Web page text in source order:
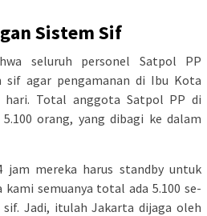
Sistem Sif
seluruh personel Satpol PP
sif agar pengamanan di Ibu Kota
hari. Total anggota Satpol PP di
orang, yang dibagi ke dalam
jam mereka harus standby untuk
semuanya total ada 5.100 se-
Jadi, itulah Jakarta dijaga oleh